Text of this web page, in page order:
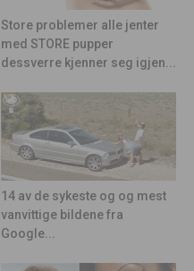
Store problemer alle jenter
med STORE pupper
dessverre kjenner seg igjen...
14 av de sykeste og og mest
vanvittige bildene fra
Google...